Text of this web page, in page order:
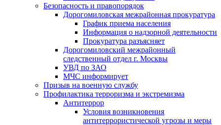
Безопасность и правопорядок
Дорогомиловская межрайонная прокуратура
График приема населения
Информация о надзорной деятельности
Прокуратура разъясняет
Дорогомиловский межрайонный
следственный отдел г. Москвы
УВД по ЗАО
МЧС информирует
Призыв на военную службу
Профилактика терроризма и экстремизма
Антитеррор
Условия возникновения
антитеррористической угрозы и меры